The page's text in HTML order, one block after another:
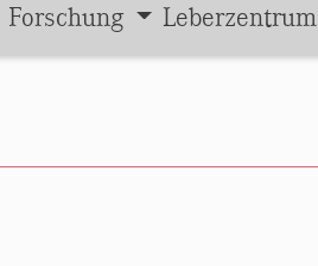
Forschung Leberzentrum